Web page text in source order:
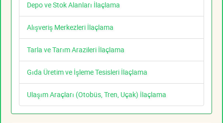
Depo ve Stok Alanları İlaçlama
Alışveriş Merkezleri İlaçlama
Tarla ve Tarım Arazileri İlaçlama
Gıda Üretim ve İşleme Tesisleri İlaçlama
Ulaşım Araçları (Otobüs, Tren, Uçak) İlaçlama